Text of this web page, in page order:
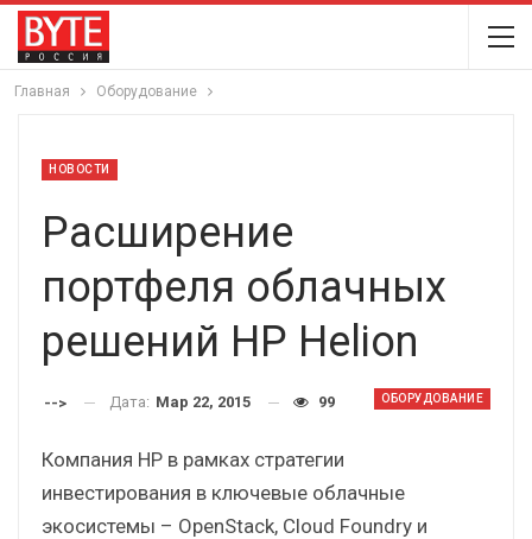
Главная Оборудование
НОВОСТИ
Расширение
портфеля облачных
решений HP Helion
ОБОРУДОВАНИЕ
--> Дата: Мар 22, 2015 99
Компания HP в рамках стратегии
инвестирования в ключевые облачные
экосистемы – OpenStack, Cloud Foundry и